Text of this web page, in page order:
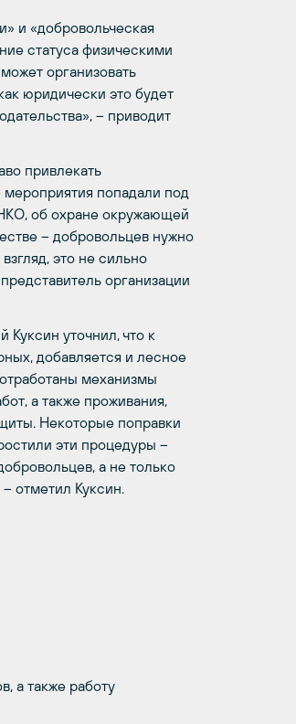
и «добровольческая
статуса физическими
организовать
юридически это будет
– приводит
привлекать
мероприятия попадали под
об охране окружающей
– добровольцев нужно
это не сильно
организации
уточнил, что к
добавляется и лесное
механизмы
а также проживания,
Некоторые поправки
эти процедуры –
а не только
отметил Куксин.
а также работу